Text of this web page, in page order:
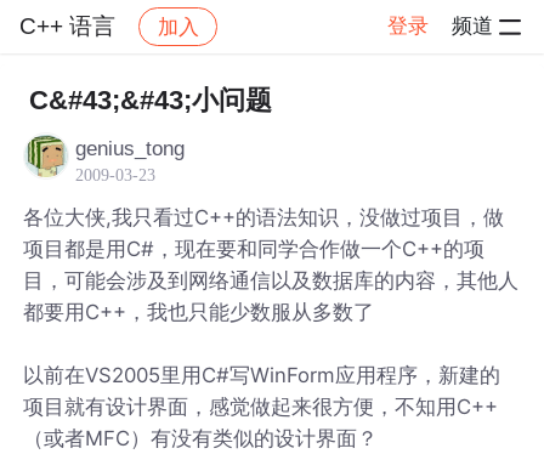
C++ 语言 加入 登录 频道
社区 C++ 语言 帖子详情
C&#43;&#43;小问题
genius_tong
2009-03-23
各位大侠,我只看过C++的语法知识，没做过项目，做
项目都是用C#，现在要和同学合作做一个C++的项
目，可能会涉及到网络通信以及数据库的内容，其他人
都要用C++，我也只能少数服从多数了
以前在VS2005里用C#写WinForm应用程序，新建的
项目就有设计界面，感觉做起来很方便，不知用C++
（或者MFC）有没有类似的设计界面？